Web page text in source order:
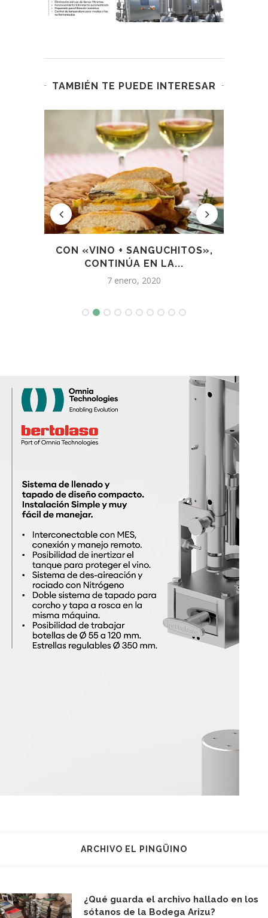
TAMBIÉN TE PUEDE INTERESAR
CON «VINO + SANGUCHITOS»,
CONTINÚA EN LA...
7 enero, 2020
ARCHIVO EL PINGÜINO
¿Qué guarda el archivo hallado en los
sótanos de la Bodega Arizu?